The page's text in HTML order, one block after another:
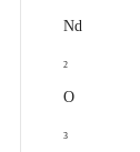
Nd
2
O
3